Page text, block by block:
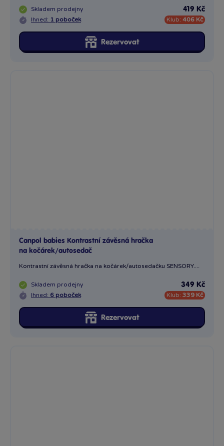
Skladem prodejny
Ihned: 1 poboček
419 Kč
Klub: 406 Kč
Rezervovat
Canpol babies Kontrastní závěsná hračka
na kočárek/autosedač
Kontrastní závěsná hračka na kočárek/autosedačku SENSORY....
Skladem prodejny
Ihned: 6 poboček
349 Kč
Klub: 339 Kč
Rezervovat